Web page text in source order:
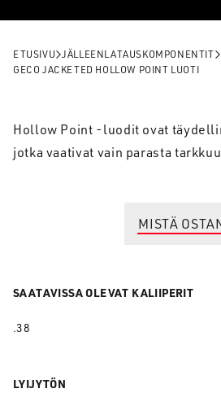
ETUSIVU
JÄLLEENLATAUSKOMPONENTIT
GECO JACKETED HOLLOW POINT LUOTI
Hollow Point -luodit ovat
jotka vaativat vain parasta
MISTÄ
SAATAVISSA OLEVAT KALIIPERIT
.38
LYIJYTÖN